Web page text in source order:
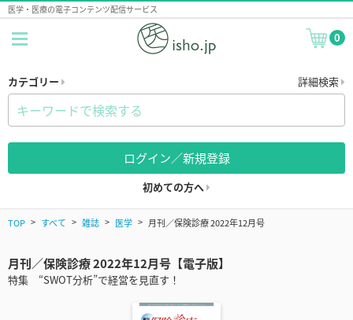
医学・医療の電子コンテンツ配信サービス
0
カテゴリー 詳細検索
ログイン／新規登録
初めての方へ
TOP すべて 雑誌 医学 月刊／保険診療 2022年12月号
月刊／保険診療 2022年12月号【電子版】
特集 “SWOT分析”で経営を見直す！